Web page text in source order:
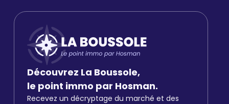
Découvrez La Boussole,
le point immo par Hosman.
Recevez un décryptage du marché et des